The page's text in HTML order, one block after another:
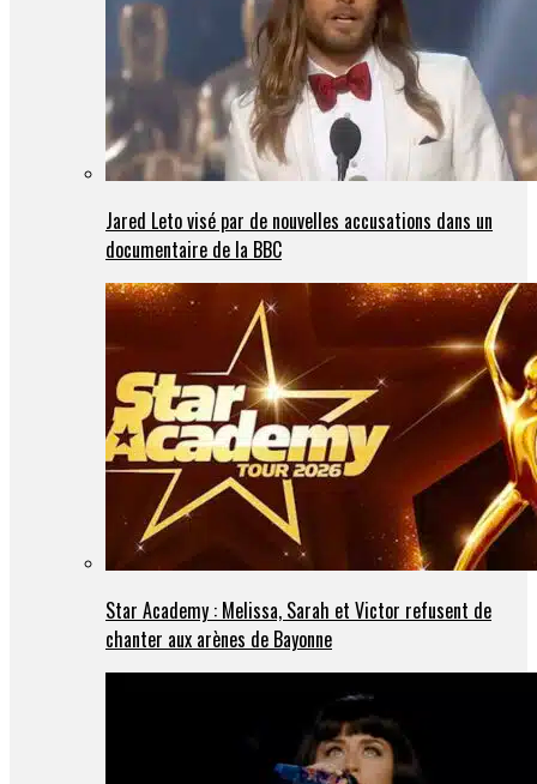
Jared Leto visé par de nouvelles accusations dans un
documentaire de la BBC
Star Academy : Melissa, Sarah et Victor refusent de
chanter aux arènes de Bayonne